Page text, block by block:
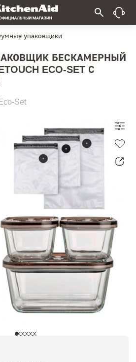
упаковщики
БЕСКАМЕРНЫЙ
ECO-SET С
Set